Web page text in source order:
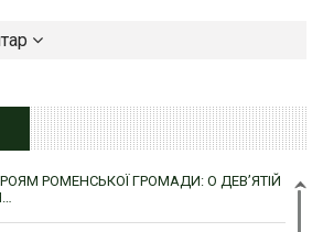
РОМЕНСЬКОЇ ГРОМАДИ: О ДЕВ’ЯТІЙ